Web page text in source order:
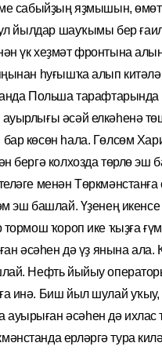
сабыйҙың яҙмышын,
йылдар шау­ҡымы бер
үк хеҙмәт фронтына
һуғышҡа алып
Польша тарафтарында
әсәй елкәһенә
көсөн һала. Гөлсөм
бергә колхозда төрлө эш
менән Төркмәнстанға
эш башлай. Үҙенең
ҡороп ике ҡыҙға
әсәһен дә үҙ янына ала.
Нефть йыйыу
инә. Биш йыл шулай уҡыу,
әсәһен дә ихлас
ерләргә тура